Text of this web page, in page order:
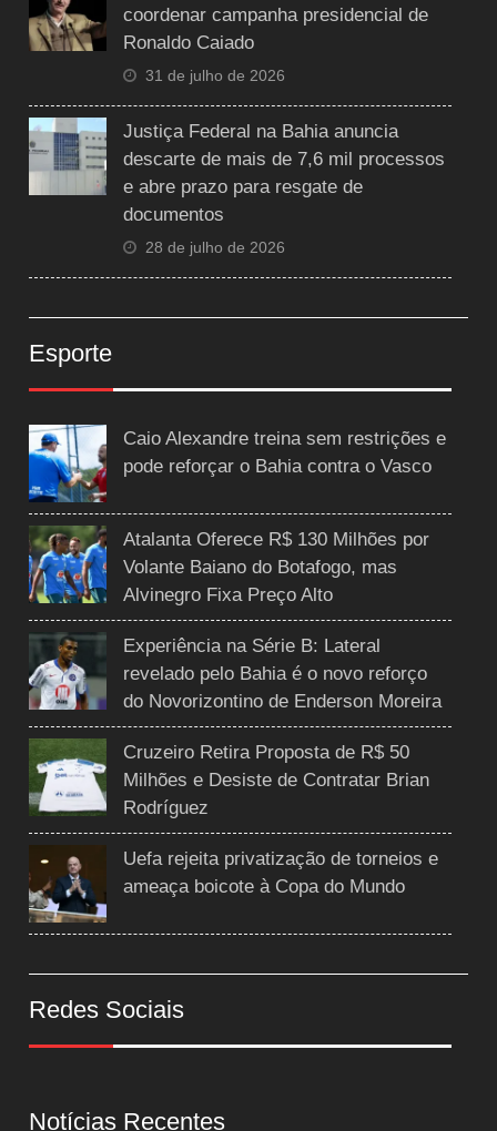
coordenar campanha presidencial de
Ronaldo Caiado
31 de julho de 2026
Justiça Federal na Bahia anuncia
descarte de mais de 7,6 mil processos
e abre prazo para resgate de
documentos
28 de julho de 2026
Esporte
Caio Alexandre treina sem restrições e
pode reforçar o Bahia contra o Vasco
Atalanta Oferece R$ 130 Milhões por
Volante Baiano do Botafogo, mas
Alvinegro Fixa Preço Alto
Experiência na Série B: Lateral
revelado pelo Bahia é o novo reforço
do Novorizontino de Enderson Moreira
Cruzeiro Retira Proposta de R$ 50
Milhões e Desiste de Contratar Brian
Rodríguez
Uefa rejeita privatização de torneios e
ameaça boicote à Copa do Mundo
Redes Sociais
Notícias Recentes